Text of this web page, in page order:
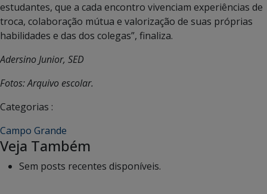
estudantes, que a cada encontro vivenciam experiências de
troca, colaboração mútua e valorização de suas próprias
habilidades e das dos colegas”, finaliza.
Adersino Junior, SED
Fotos: Arquivo escolar.
Categorias :
Campo Grande
Veja Também
Sem posts recentes disponíveis.